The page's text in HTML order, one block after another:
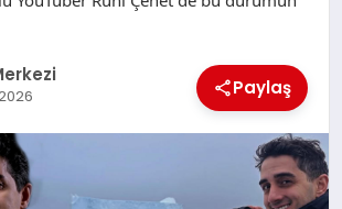
Paylaş